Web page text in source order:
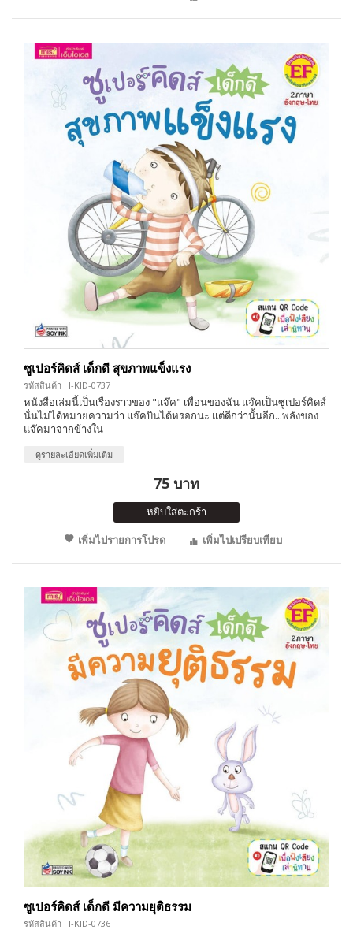
ซูเปอร์คิดส์ เด็กดี สุขภาพแข็งแรง
รหัสสินค้า : I-KID-0737
หนังสือเล่มนี้เป็นเรื่องราวของ "แจ๊ค" เพื่อนของฉัน แจ๊คเป็นซูเปอร์คิดส์
นั่นไม่ได้หมายความว่า แจ๊คบินได้หรอกนะ แต่ดีกว่านั้นอีก...พลังของ
แจ๊คมาจากข้างใน
ดูรายละเอียดเพิ่มเติม
75 บาท
หยิบใส่ตะกร้า
เพิ่มไปรายการโปรด
เพิ่มไปเปรียบเทียบ
ซูเปอร์คิดส์ เด็กดี มีความยุติธรรม
รหัสสินค้า : I-KID-0736